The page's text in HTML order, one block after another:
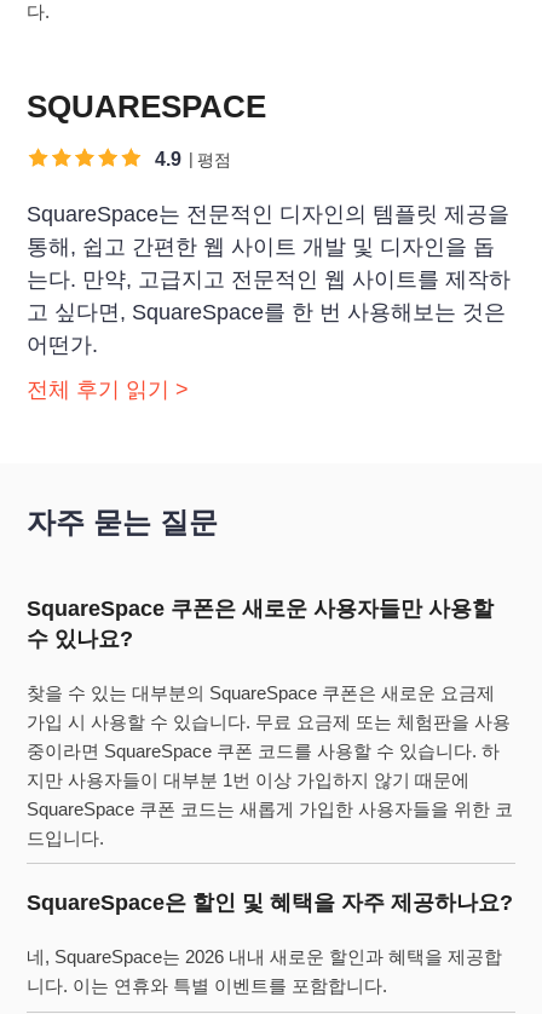
다.
SQUARESPACE
4.9 평점
SquareSpace는 전문적인 디자인의 템플릿 제공을
통해, 쉽고 간편한 웹 사이트 개발 및 디자인을 돕
는다. 만약, 고급지고 전문적인 웹 사이트를 제작하
고 싶다면, SquareSpace를 한 번 사용해보는 것은
어떤가.
전체 후기 읽기 >
자주 묻는 질문
SquareSpace 쿠폰은 새로운 사용자들만 사용할
수 있나요?
찾을 수 있는 대부분의 SquareSpace 쿠폰은 새로운 요금제
가입 시 사용할 수 있습니다. 무료 요금제 또는 체험판을 사용
중이라면 SquareSpace 쿠폰 코드를 사용할 수 있습니다. 하
지만 사용자들이 대부분 1번 이상 가입하지 않기 때문에
SquareSpace 쿠폰 코드는 새롭게 가입한 사용자들을 위한 코
드입니다.
SquareSpace은 할인 및 혜택을 자주 제공하나요?
네, SquareSpace는 2026 내내 새로운 할인과 혜택을 제공합
니다. 이는 연휴와 특별 이벤트를 포함합니다.